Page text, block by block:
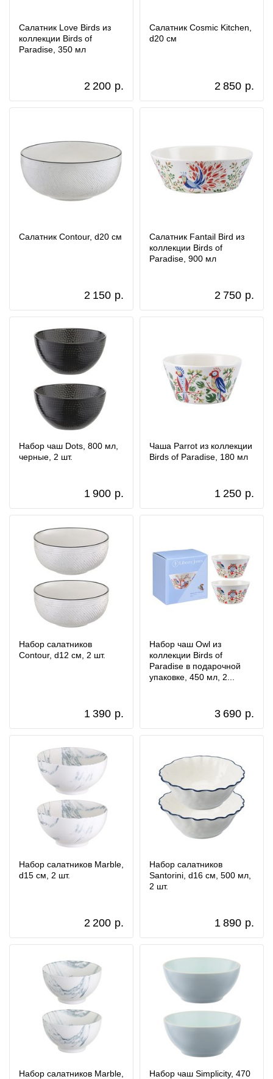
Салатник Love Birds из
коллекции Birds of
Paradise, 350 мл
2 200 р.
Салатник Cosmic Kitchen,
d20 см
2 850 р.
Салатник Contour, d20 см
2 150 р.
Салатник Fantail Bird из
коллекции Birds of
Paradise, 900 мл
2 750 р.
Набор чаш Dots, 800 мл,
черные, 2 шт.
1 900 р.
Чаша Parrot из коллекции
Birds of Paradise, 180 мл
1 250 р.
Набор салатников
Contour, d12 см, 2 шт.
1 390 р.
Набор чаш Owl из
коллекции Birds of
Paradise в подарочной
упаковке, 450 мл, 2...
3 690 р.
Набор салатников Marble,
d15 см, 2 шт.
2 200 р.
Набор салатников
Santorini, d16 см, 500 мл,
2 шт.
1 890 р.
Набор салатников Marble,
Набор чаш Simplicity, 470